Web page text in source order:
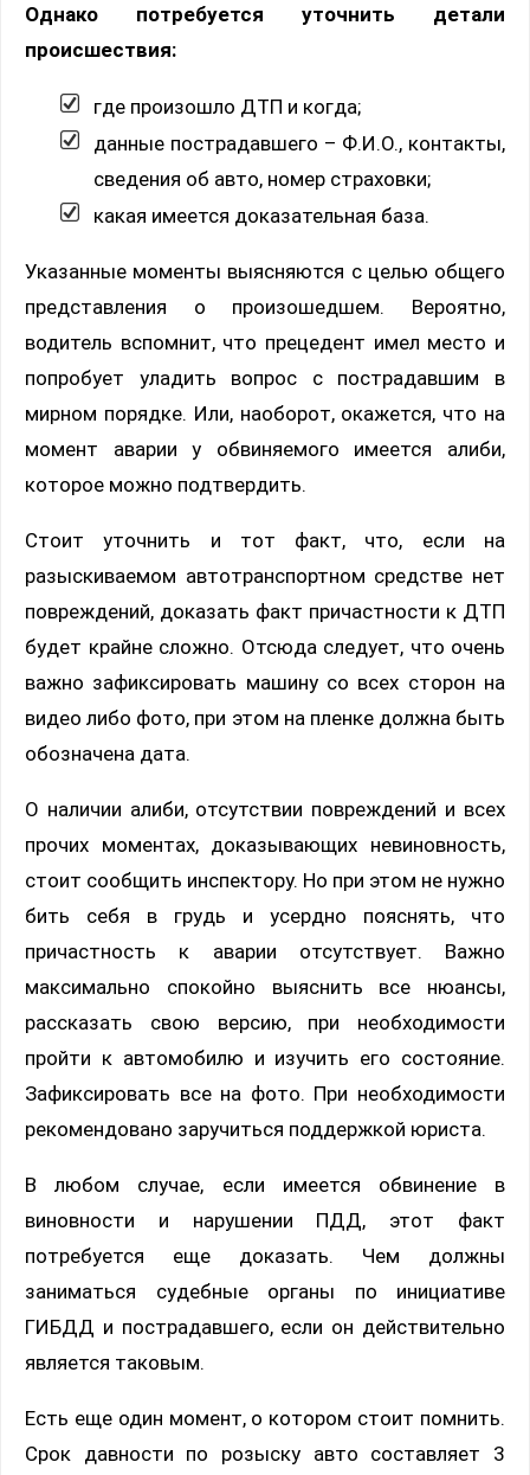
Однако потребуется уточнить детали
происшествия:
где произошло ДТП и когда;
данные пострадавшего – Ф.И.О., контакты,
сведения об авто, номер страховки;
какая имеется доказательная база.
Указанные моменты выясняются с целью общего
представления о произошедшем. Вероятно,
водитель вспомнит, что прецедент имел место и
попробует уладить вопрос с пострадавшим в
мирном порядке. Или, наоборот, окажется, что на
момент аварии у обвиняемого имеется алиби,
которое можно подтвердить.
Стоит уточнить и тот факт, что, если на
разыскиваемом автотранспортном средстве нет
повреждений, доказать факт причастности к ДТП
будет крайне сложно. Отсюда следует, что очень
важно зафиксировать машину со всех сторон на
видео либо фото, при этом на пленке должна быть
обозначена дата.
О наличии алиби, отсутствии повреждений и всех
прочих моментах, доказывающих невиновность,
стоит сообщить инспектору. Но при этом не нужно
бить себя в грудь и усердно пояснять, что
причастность к аварии отсутствует. Важно
максимально спокойно выяснить все нюансы,
рассказать свою версию, при необходимости
пройти к автомобилю и изучить его состояние.
Зафиксировать все на фото. При необходимости
рекомендовано заручиться поддержкой юриста.
В любом случае, если имеется обвинение в
виновности и нарушении ПДД, этот факт
потребуется еще доказать. Чем должны
заниматься судебные органы по инициативе
ГИБДД и пострадавшего, если он действительно
является таковым.
Есть еще один момент, о котором стоит помнить.
Срок давности по розыску авто составляет 3